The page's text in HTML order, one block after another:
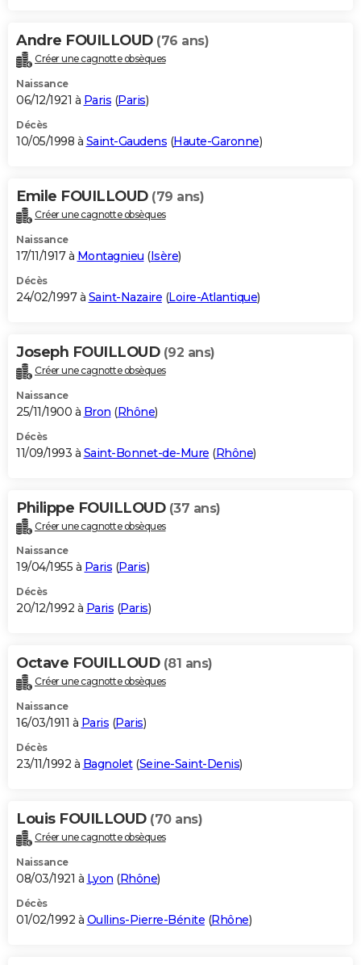
Andre FOUILLOUD (76 ans)
Créer une cagnotte obsèques
Naissance
06/12/1921 à Paris (Paris)
Décès
10/05/1998 à Saint-Gaudens (Haute-Garonne)
Emile FOUILLOUD (79 ans)
Créer une cagnotte obsèques
Naissance
17/11/1917 à Montagnieu (Isère)
Décès
24/02/1997 à Saint-Nazaire (Loire-Atlantique)
Joseph FOUILLOUD (92 ans)
Créer une cagnotte obsèques
Naissance
25/11/1900 à Bron (Rhône)
Décès
11/09/1993 à Saint-Bonnet-de-Mure (Rhône)
Philippe FOUILLOUD (37 ans)
Créer une cagnotte obsèques
Naissance
19/04/1955 à Paris (Paris)
Décès
20/12/1992 à Paris (Paris)
Octave FOUILLOUD (81 ans)
Créer une cagnotte obsèques
Naissance
16/03/1911 à Paris (Paris)
Décès
23/11/1992 à Bagnolet(Seine-Saint-Denis)
Louis FOUILLOUD (70 ans)
Créer une cagnotte obsèques
Naissance
08/03/1921 à Lyon (Rhône)
Décès
01/02/1992 à Oullins-Pierre-Bénite (Rhône)